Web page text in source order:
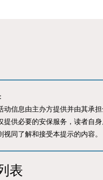
息由主办方提供并由其承担
提供必要的安保服务，读者自
视同了解和接受本提示的内容。
表